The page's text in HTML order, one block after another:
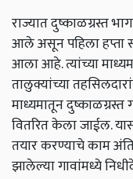
राज्यात दुष्काळग्रस्त
आले असून पहिला हप्ता
आला आहे. त्यांच्या
तालुक्यांच्या
माध्यमातून दुष्काळग्रस्त
वितरित केला जाईल.
तयार करण्याचे काम
झालेल्या गावांमध्ये